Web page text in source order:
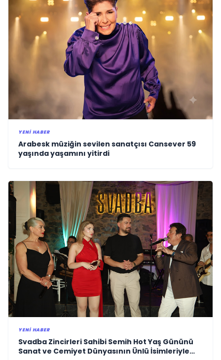
YENI HABER
Arabesk müziğin sevilen sanatçısı Cansever 59
yaşında yaşamını yitirdi
YENI HABER
Svadba Zincirleri Sahibi Semih Hot Yaş Gününü
Sanat ve Cemiyet Dünyasının Ünlü İsimleriyle